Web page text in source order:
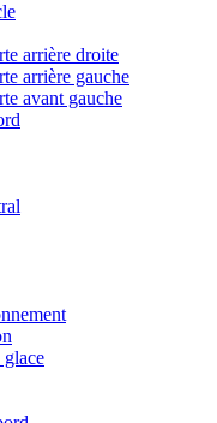
arrière droite
arrière gauche
avant gauche